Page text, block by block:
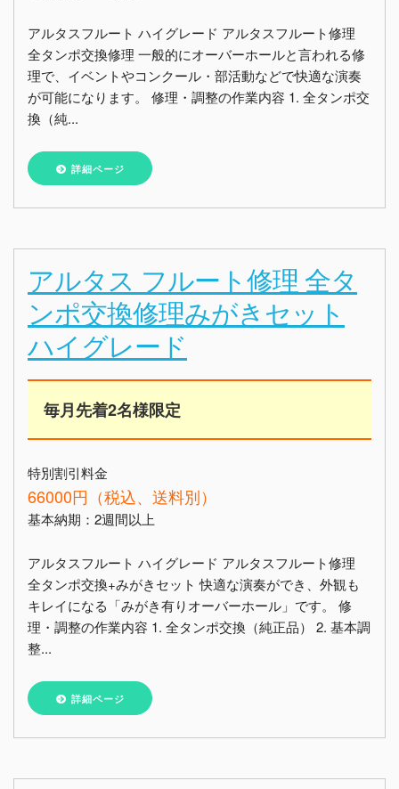
アルタスフルート ハイグレード アルタスフルート修理
全タンポ交換修理 一般的にオーバーホールと言われる修
理で、イベントやコンクール・部活動などで快適な演奏
が可能になります。 修理・調整の作業内容 1. 全タンポ交
換（純...
詳細ページ
アルタス フルート修理 全タ
ンポ交換修理みがきセット
ハイグレード
毎月先着2名様限定
特別割引料金
66000円（税込、送料別）
基本納期：2週間以上
アルタスフルート ハイグレード アルタスフルート修理
全タンポ交換+みがきセット 快適な演奏ができ、外観も
キレイになる「みがき有りオーバーホール」です。 修
理・調整の作業内容 1. 全タンポ交換（純正品） 2. 基本調
整...
詳細ページ